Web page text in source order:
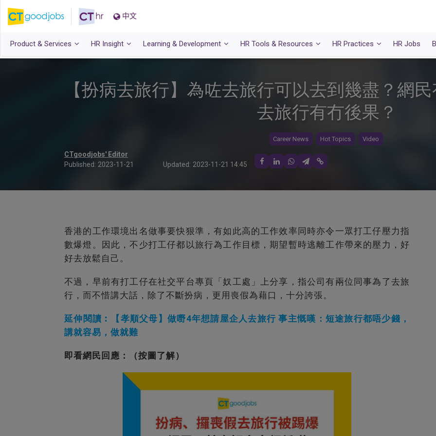
中文
Product & Services HR Insight Learning & Development HR Tools & Resources HR Practices HR Jobs
【扮病去旅行】為咗去旅行可以去到幾盡？網
去旅行有冇後果？
Career News Hot Topics Video
CTgoodjobs' Editor
Published: 2023-11-21 Updated: 2023-11-21 14:45
香港的工作環境出名做事要快狠準，有如此高的工作效率同時亦令一眾打工仔壓力指
數爆燈。因此，不少打工仔都以旅行為工作目標，期望暫時逃離工作帶來的壓力，好
好去放鬆自己。
不過，早前有打工仔在社交平台專頁「奴工處」上分享，指公司有兩位同事為了去旅
行，而不惜講大話，除了不斷扮病，更用喪假為藉口，十分誇張。
延伸閱讀︰【孝順父母】做嘢4年想請屋企人去旅行 事主慨嘆：短途旅行都唔少錢，
講就容易，做就難
即看網民回應：（按圖了解）